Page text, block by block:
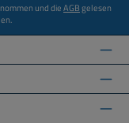
und dieAGBgelesen